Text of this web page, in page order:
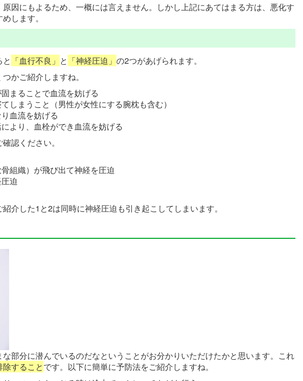
因にもよるため、一概には言えません。しかし上記にあてはまる方は、悪化す
します。
「血行不良」 と 「神経圧迫」 の2つがあげられます。
つかご紹介しますね。
まることで血流を妨げる
しまうこと（男性が女性にする腕枕も含む）
血流を妨げる
より、血栓ができ血流を妨げる
確認ください。
組織）が飛び出て神経を圧迫
迫
介した1と2は同時に神経圧迫も引き起こしてしまいます。
部分に潜んでいるのだなということがお分かりいただけたかと思います。これ
することです。以下に簡単に予防法をご紹介しますね。